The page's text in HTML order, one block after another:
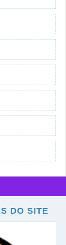
DO SITE